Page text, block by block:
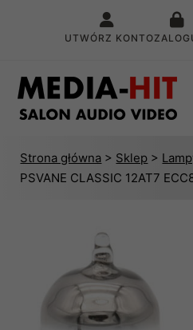
UTWÓRZ KONTO
Strona główna > Sklep >
PSVANE CLASSIC 12AT7